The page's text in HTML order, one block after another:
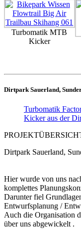
Turbomatik MTB
Kicker
Dirtpark Sauerland,
Turbomatik
Kicker aus der
Dirtpark Sauerland,
Hier wurde von uns
komplettes
Darunter fiel
Entwurfsplanung /
Auch die Organisation
über uns abgewickelt .